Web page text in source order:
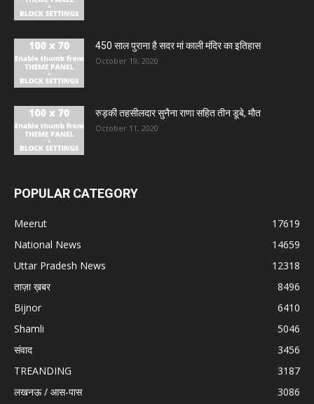
450 साल पुराना है सदर मां काली मंदिर का इतिहास
October 19, 2020
रुड़की तहसीलदार सुनैना राणा सहित तीन डूबे, मौत
October 11, 2020
POPULAR CATEGORY
Meerut
17619
National News
14659
Uttar Pradesh News
12318
ताज़ा ख़बर
8496
Bijnor
6410
Shamli
5046
संवाद
3456
TREANDING
3187
लखनऊ / आस-पास
3086